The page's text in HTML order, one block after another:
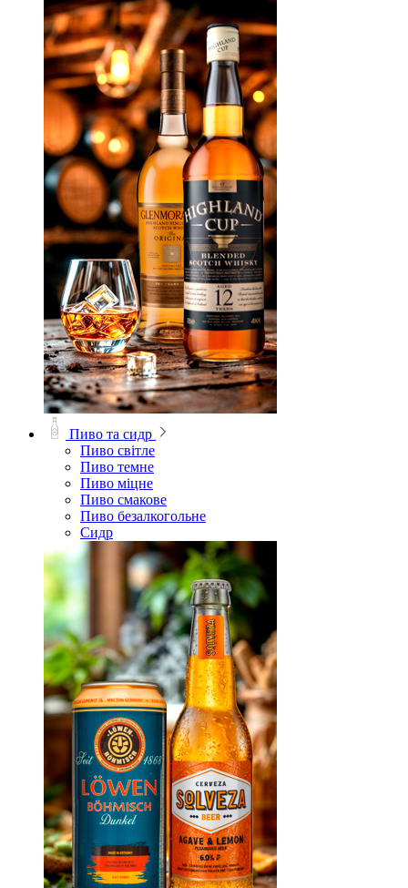
Пиво та сидр
Пиво світле
Пиво темне
Пиво міцне
Пиво смакове
Пиво безалкогольне
Сидр